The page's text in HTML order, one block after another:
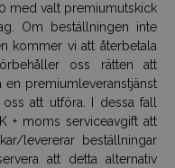
med valt premiumutskick
Om beställningen inte
kommer vi att återbetala
oss rätten att
premiumleveranstjänst
att utföra. I dessa fall
+ moms serviceavgift att
levererar beställningar
att detta alternativ